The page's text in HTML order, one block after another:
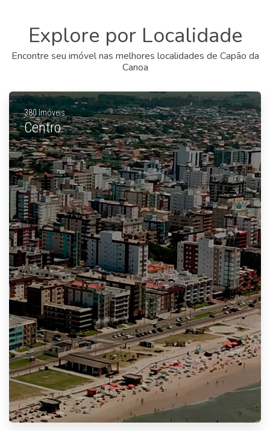
Explore por Localidade
Encontre seu imóvel nas melhores localidades de Capão da
Canoa
380 Imóveis
Centro